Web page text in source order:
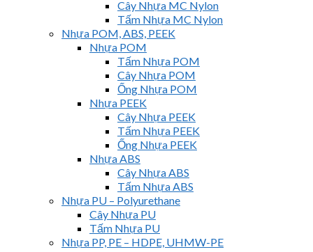
Cây Nhựa MC Nylon
Tấm Nhựa MC Nylon
Nhựa POM, ABS, PEEK
Nhựa POM
Tấm Nhựa POM
Cây Nhựa POM
Ống Nhựa POM
Nhựa PEEK
Cây Nhựa PEEK
Tấm Nhựa PEEK
Ống Nhựa PEEK
Nhựa ABS
Cây Nhựa ABS
Tấm Nhựa ABS
Nhựa PU – Polyurethane
Cây Nhựa PU
Tấm Nhựa PU
Nhựa PP, PE – HDPE, UHMW-PE